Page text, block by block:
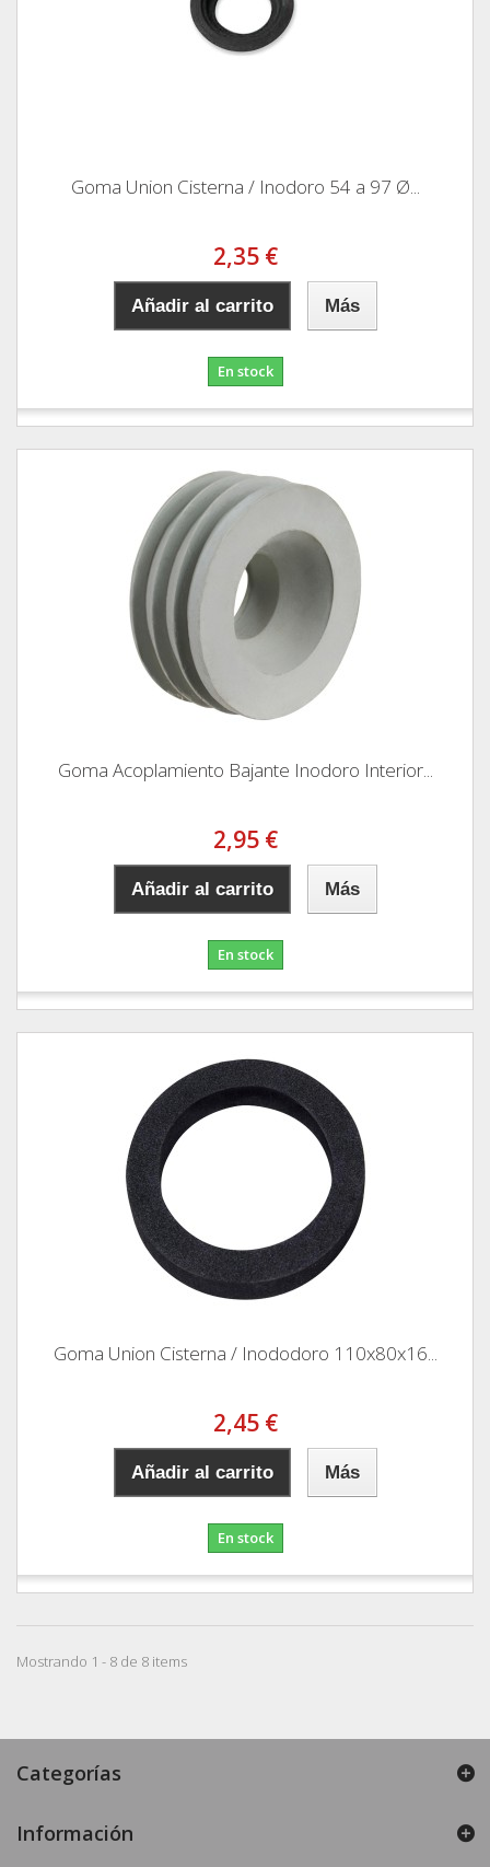
Goma Union Cisterna / Inodoro 54 a 97 Ø...
2,35 €
Añadir al carrito Más
En stock
Goma Acoplamiento Bajante Inodoro Interior...
2,95 €
Añadir al carrito Más
En stock
Goma Union Cisterna / Inododoro 110x80x16...
2,45 €
Añadir al carrito Más
En stock
Mostrando 1 - 8 de 8 items
Categorías
Información